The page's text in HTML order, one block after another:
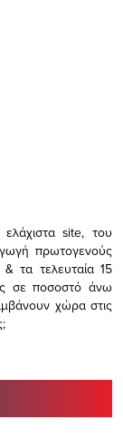
ελάχισταsite, του
πρωτογενούς
τα τελευταία 15
σε ποσοστό άνω
χώρα στις